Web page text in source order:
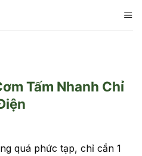
Tấm Nhanh Chỉ
quá phức tạp, chỉ cần 1